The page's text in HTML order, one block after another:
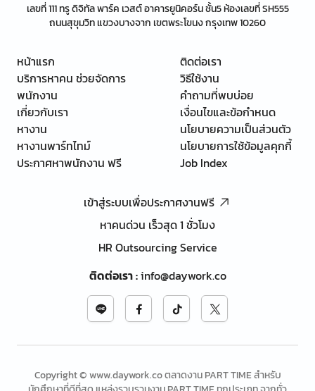
เลขที่ 111 ทรู ดิจิทัล พาร์ค เวสต์ อาคารยูนิคอร์น ชั้น5 ห้องเลขที่ SH555
ถนนสุขุมวิท แขวงบางจาก เขตพระโขนง กรุงเทพ 10260
หน้าแรก
บริการหาคน ช่วยจัดการ
พนักงาน
เกี่ยวกับเรา
หางาน
หางานพาร์ทไทม์
ประกาศหาพนักงาน ฟรี
ติดต่อเรา
วิธีใช้งาน
คำถามที่พบบ่อย
เงื่อนไขและข้อกำหนด
นโยบายความเป็นส่วนตัว
นโยบายการใช้ข้อมูลคุกกี้
Job Index
เข้าสู่ระบบเพื่อประกาศงานฟรี
หาคนด่วน เร็วสุด 1 ชั่วโมง
HR Outsourcing Service
ติดต่อเรา:info@daywork.co
Copyright © www.daywork.co ตลาดงาน PART TIME สำหรับ